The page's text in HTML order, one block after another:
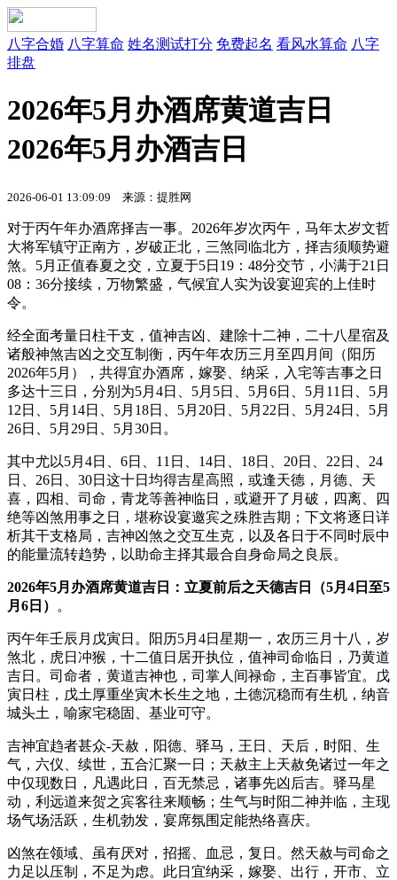
八字合婚 八字算命 姓名测试打分 免费起名 看风水算命 八字
排盘
2026年5月办酒席黄道吉日
2026年5月办酒吉日
2026-06-01 13:09:09 来源：提胜网
对于丙午年办酒席择吉一事。2026年岁次丙午，马年太岁文哲
大将军镇守正南方，岁破正北，三煞同临北方，择吉须顺势避
煞。5月正值春夏之交，立夏于5日19：48分交节，小满于21日
08：36分接续，万物繁盛，气候宜人实为设宴迎宾的上佳时
令。
经全面考量日柱干支，值神吉凶、建除十二神，二十八星宿及
诸般神煞吉凶之交互制衡，丙午年农历三月至四月间（阳历
2026年5月），共得宜办酒席，嫁娶、纳采，入宅等吉事之日
多达十三日，分别为5月4日、5月5日、5月6日、5月11日、5月
12日、5月14日、5月18日、5月20日、5月22日、5月24日、5月
26日、5月29日、5月30日。
其中尤以5月4日、6日、11日、14日、18日、20日、22日、24
日、26日、30日这十日均得吉星高照，或逢天德，月德、天
喜，四相、司命，青龙等善神临日，或避开了月破，四离、四
绝等凶煞用事之日，堪称设宴邀宾之殊胜吉期；下文将逐日详
析其干支格局，吉神凶煞之交互生克，以及各日于不同时辰中
的能量流转趋势，以助命主择其最合自身命局之良辰。
2026年5月办酒席黄道吉日：立夏前后之天德吉日（5月4日至5
月6日）
。
丙午年壬辰月戊寅日。阳历5月4日星期一，农历三月十八，岁
煞北，虎日冲猴，十二值日居开执位，值神司命临日，乃黄道
吉日。司命者，黄道吉神也，司掌人间禄命，主百事皆宜。戊
寅日柱，戊土厚重坐寅木长生之地，土德沉稳而有生机，纳音
城头土，喻家宅稳固、基业可守。
吉神宜趋者甚众-天赦，阳德、驿马，王日、天后，时阳、生
气，六仪、续世，五合汇聚一日；天赦主上天赦免诸过一年之
中仅现数日，凡遇此日，百无禁忌，诸事先凶后吉。驿马星
动，利远道来贺之宾客往来顺畅；生气与时阳二神并临，主现
场气场活跃，生机勃发，宴席氛围定能热络喜庆。
凶煞在领域、虽有厌对，招摇、血忌，复日。然天赦与司命之
力足以压制，不足为虑。此日宜纳采，嫁娶、出行，开市、立